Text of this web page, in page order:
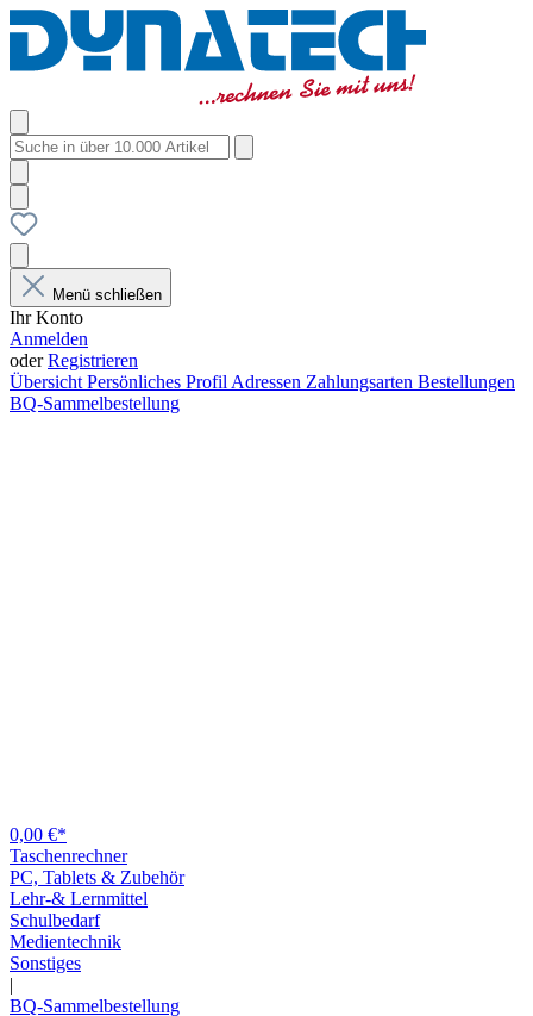
Menü schließen
Ihr Konto
Anmelden
oderRegistrieren
Übersicht Persönliches Profil Adressen Zahlungsarten Bestellungen
BQ-Sammelbestellung
0,00 €*
Taschenrechner
PC, Tablets & Zubehör
Lehr-& Lernmittel
Schulbedarf
Medientechnik
Sonstiges
|
BQ-Sammelbestellung